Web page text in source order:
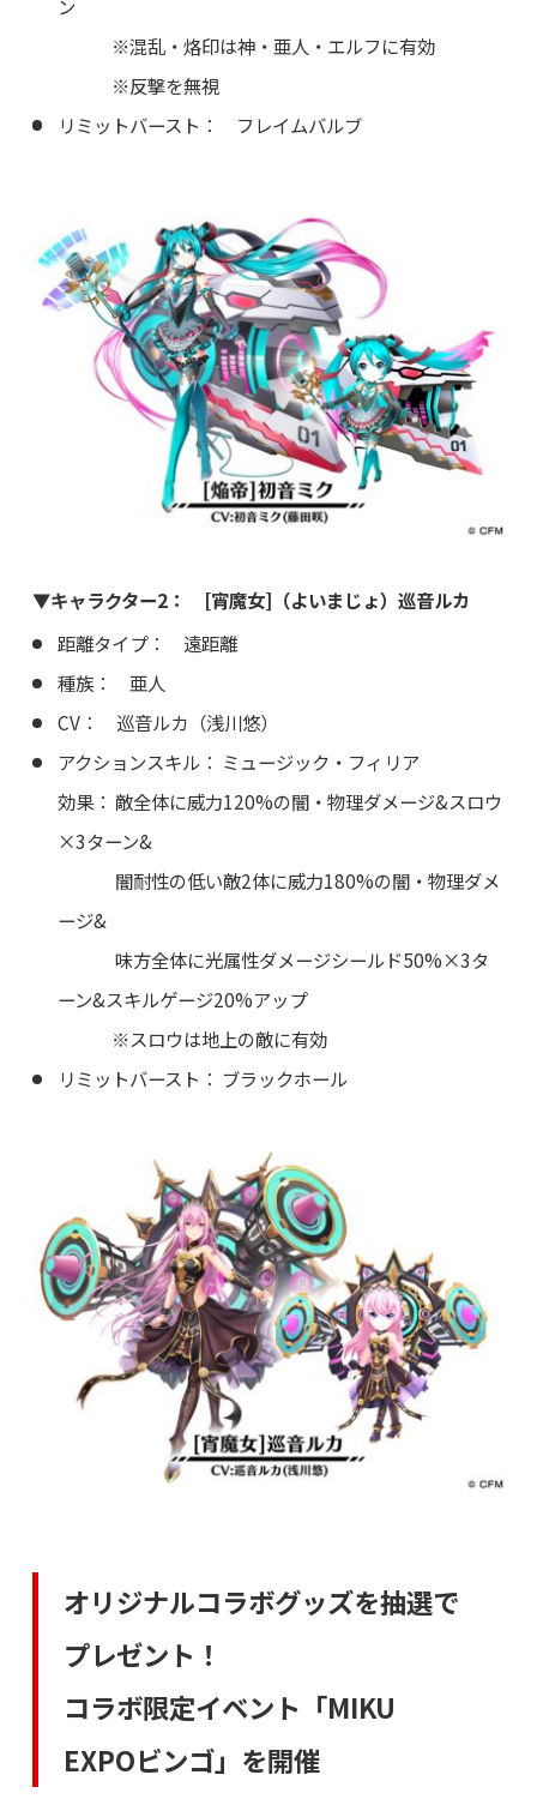
ン
※混乱・烙印は神・亜人・エルフに有効
※反撃を無視
リミットバースト： フレイムバルブ
▼キャラクター2： [宵魔女]（よいまじょ）巡音ルカ
距離タイプ： 遠距離
種族： 亜人
CV： 巡音ルカ（浅川悠）
アクションスキル： ミュージック・フィリア
効果： 敵全体に威力120%の闇・物理ダメージ&スロウ
×3ターン&
闇耐性の低い敵2体に威力180%の闇・物理ダメ
ージ&
味方全体に光属性ダメージシールド50%×3タ
ーン&スキルゲージ20%アップ
※スロウは地上の敵に有効
リミットバースト： ブラックホール
オリジナルコラボグッズを抽選で
プレゼント！
コラボ限定イベント「MIKU
EXPOビンゴ」を開催